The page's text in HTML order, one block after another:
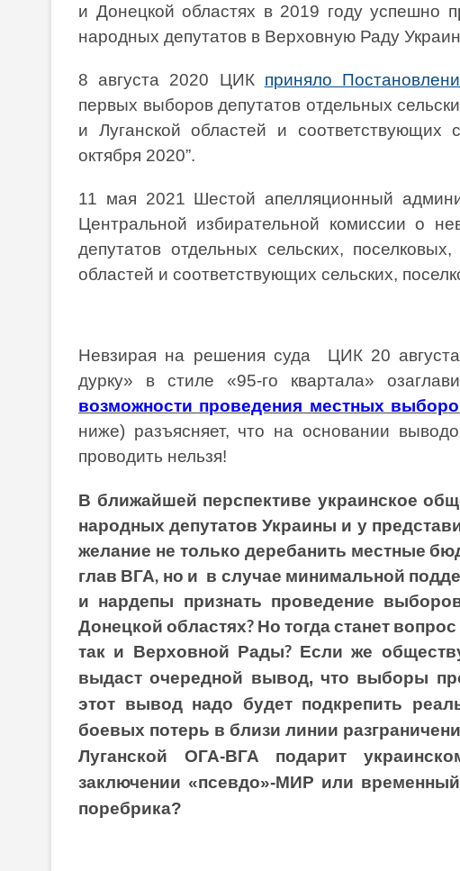
и Донецкой областях в 2019 году успешно
народных депутатов в Верховную Раду
8 августа 2020 ЦИК приняло
первых выборов депутатов отдельных
и Луганской областей и соответствующих
октября 2020”.
11 мая 2021 Шестой апелляционный
Центральной избирательной комиссии о
депутатов отдельных сельских,
областей и соответствующих сельских,
Невзирая на решения суда ЦИК 20
дурку» в стиле «95-го квартала»
возможности проведения местных
ниже) разъясняет, что на основании
проводить нельзя!
В ближайшей перспективе украинское
народных депутатов Украины и у
желание не только деребанить местные
глав ВГА, но и в случае минимальной
и нардепы признать проведение
Донецкой областях? Но тогда станет
так и Верховной Рады? Если же
выдаст очередной вывод, что выборы
этот вывод надо будет подкрепить
боевых потерь в близи линии
Луганской ОГА-ВГА подарит
заключении «псевдо»-МИР или
поребрика?